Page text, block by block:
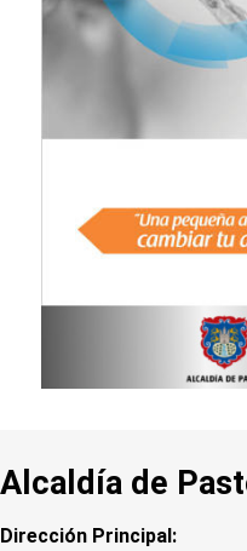
Alcaldía de
Dirección Principal: